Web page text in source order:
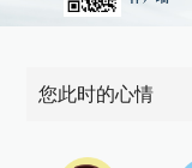
您此时的心情